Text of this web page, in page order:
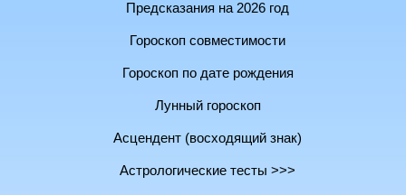
Предсказания на 2026 год
Гороскоп совместимости
Гороскоп по дате рождения
Лунный гороскоп
Асцендент (восходящий знак)
Астрологические тесты >>>